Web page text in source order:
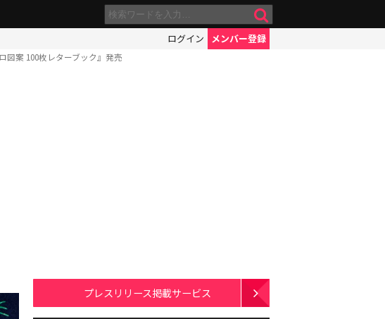
ログイン メンバー登録
図案 100枚レターブック』発売
プレスリリース掲載サービス